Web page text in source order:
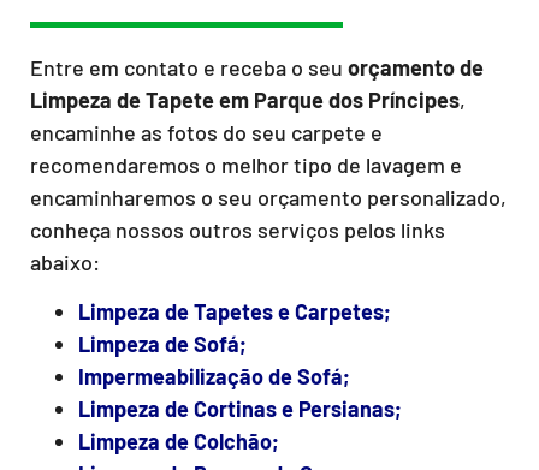
Entre em contato e receba o seu orçamento de
Limpeza de Tapeteem Parque dos Príncipes,
encaminhe as fotos do seu carpete e
recomendaremos o melhor tipo de lavagem e
encaminharemos o seu orçamento personalizado,
conheça nossos outros serviços pelos links
abaixo:
Limpeza de Tapetes e Carpetes;
Limpeza de Sofá;
Impermeabilização de Sofá;
Limpeza de Cortinas e Persianas;
Limpeza de Colchão;